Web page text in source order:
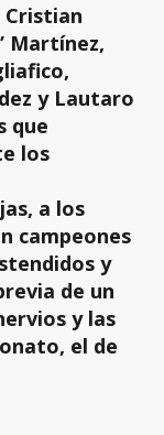
Martínez,
y Lautaro
que
los
a los
campeones
y
de un
y las
el de